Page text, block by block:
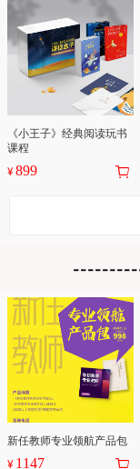
《小王子》经典阅读玩书
课程
¥899
新任教师专业领航产品包
¥ 1147